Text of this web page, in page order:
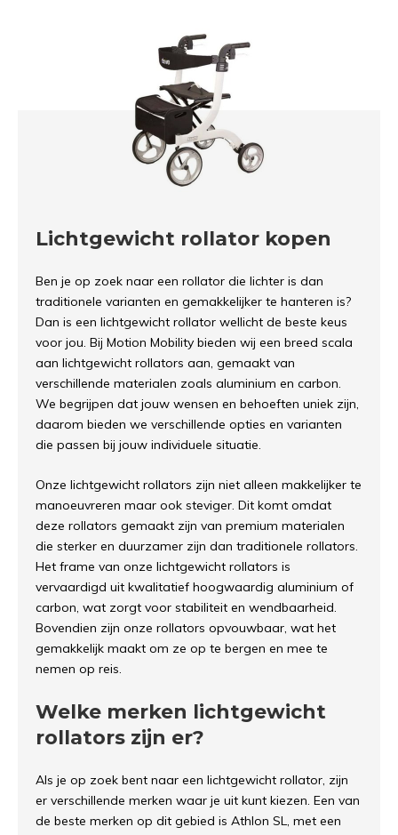
Lichtgewicht rollator kopen
Ben je op zoek naar een rollator die lichter is dan
traditionele varianten en gemakkelijker te hanteren is?
Dan is een lichtgewicht rollator wellicht de beste keus
voor jou. Bij Motion Mobility bieden wij een breed scala
aan lichtgewicht rollators aan, gemaakt van
verschillende materialen zoals aluminium en carbon.
We begrijpen dat jouw wensen en behoeften uniek zijn,
daarom bieden we verschillende opties en varianten
die passen bij jouw individuele situatie.
Onze lichtgewicht rollators zijn niet alleen makkelijker te
manoeuvreren maar ook steviger. Dit komt omdat
deze rollators gemaakt zijn van premium materialen
die sterker en duurzamer zijn dan traditionele rollators.
Het frame van onze lichtgewicht rollators is
vervaardigd uit kwalitatief hoogwaardig aluminium of
carbon, wat zorgt voor stabiliteit en wendbaarheid.
Bovendien zijn onze rollators opvouwbaar, wat het
gemakkelijk maakt om ze op te bergen en mee te
nemen op reis.
Welke merken lichtgewicht
rollators zijn er?
Als je op zoek bent naar een lichtgewicht rollator, zijn
er verschillende merken waar je uit kunt kiezen. Een van
de beste merken op dit gebied is Athlon SL, met een